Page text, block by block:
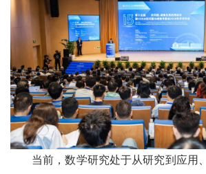
当前，数学研究处于从研究到应用